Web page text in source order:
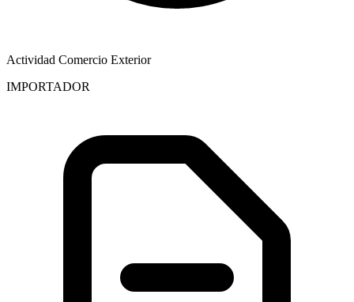
Actividad Comercio Exterior
IMPORTADOR